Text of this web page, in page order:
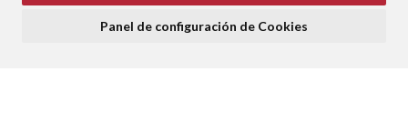
ninguna acción, se guardarán las cookies técnicas
Panel de configuración de Cookies